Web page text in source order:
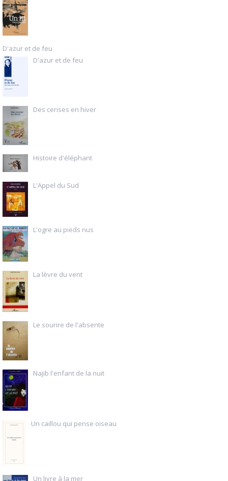
D'azur et de feu
D'azur et de feu
Des cerises en hiver
Histoire d'éléphant
L'Appel du Sud
L'ogre au pieds nus
La lèvre du vent
Le sourire de l'absente
Najib l'enfant de la nuit
Un caillou qui pense oiseau
Un livre à la mer